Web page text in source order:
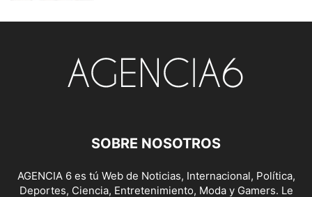
SOBRE NOSOTROS
AGENCIA 6 es tú Web de Noticias, Internacional, Política,
Deportes, Ciencia, Entretenimiento, Moda y Gamers. Le